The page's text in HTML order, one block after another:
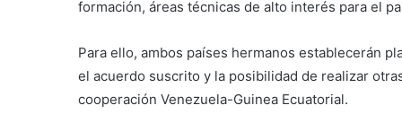
formación, áreas técnicas de alto interés para el
Para ello, ambos países hermanos establecerán
el acuerdo suscrito y la posibilidad de realizar
cooperación Venezuela-Guinea Ecuatorial.